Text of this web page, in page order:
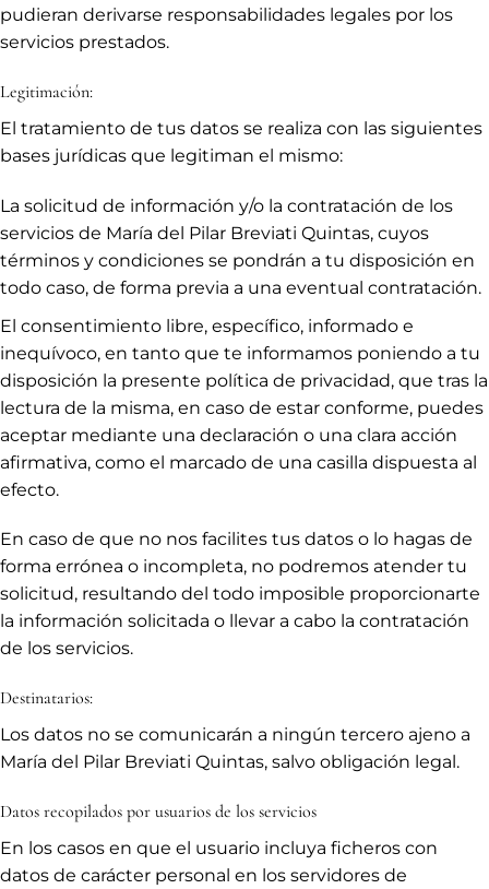
pudieran derivarse responsabilidades legales por los
servicios prestados.
Legitimación:
El tratamiento de tus datos se realiza con las siguientes
bases jurídicas que legitiman el mismo:
La solicitud de información y/o la contratación de los
servicios de María del Pilar Breviati Quintas, cuyos
términos y condiciones se pondrán a tu disposición en
todo caso, de forma previa a una eventual contratación.
El consentimiento libre, específico, informado e
inequívoco, en tanto que te informamos poniendo a tu
disposición la presente política de privacidad, que tras la
lectura de la misma, en caso de estar conforme, puedes
aceptar mediante una declaración o una clara acción
afirmativa, como el marcado de una casilla dispuesta al
efecto.
En caso de que no nos facilites tus datos o lo hagas de
forma errónea o incompleta, no podremos atender tu
solicitud, resultando del todo imposible proporcionarte
la información solicitada o llevar a cabo la contratación
de los servicios.
Destinatarios:
Los datos no se comunicarán a ningún tercero ajeno a
María del Pilar Breviati Quintas, salvo obligación legal.
Datos recopilados por usuarios de los servicios
En los casos en que el usuario incluya ficheros con
datos de carácter personal en los servidores de